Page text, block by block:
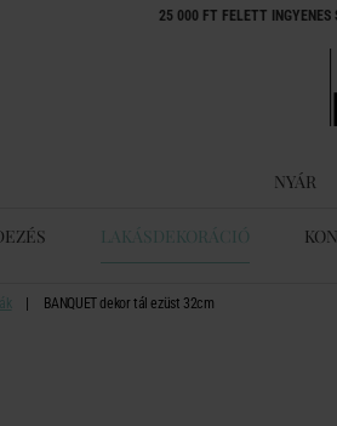
25 000 FT FELETT INGYENES
NYÁR
LAKÁSDEKORÁCIÓ
BANQUET dekor tál ezüst 32cm